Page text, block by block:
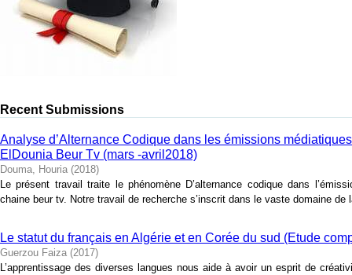
Recent Submissions
Analyse d’Alternance Codique dans les émissions
ElDounia Beur Tv (mars -avril2018)
Douma, Houria (2018)
Le présent travail traite le phénomène D’alternance codique dans
chaine beur tv. Notre travail de recherche s’inscrit dans le vaste domaine
Le statut du français en Algérie et en Corée du sud (Etude
Guerzou Faiza (2017)
L’apprentissage des diverses langues nous aide à avoir un esprit de